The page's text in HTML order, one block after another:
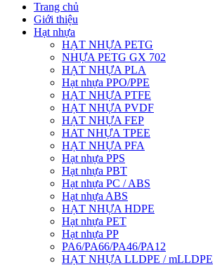
Trang chủ
Giới thiệu
Hạt nhựa
HẠT NHỰA PETG
NHỰA PETG GX 702
HẠT NHỰA PLA
Hạt nhựa PPO/PPE
HẠT NHỰA PTFE
HẠT NHỰA PVDF
HẠT NHỰA FEP
HAT NHỰA TPEE
HẠT NHỰA PFA
Hạt nhựa PPS
Hạt nhựa PBT
Hạt nhựa PC / ABS
Hạt nhựa ABS
HẠT NHỰA HDPE
Hạt nhựa PET
Hạt nhựa PP
PA6/PA66/PA46/PA12
HẠT NHỰA LLDPE / mLLDPE